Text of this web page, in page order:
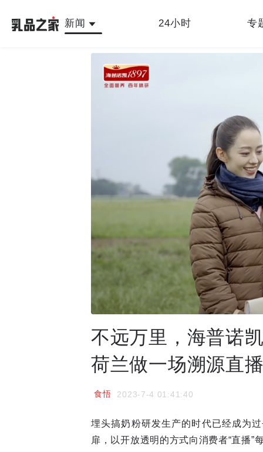
新闻
公司新闻 行业新闻 产
24小时 专
不远万里，海普诺
荷兰做一场溯源直
食悟 2023-7-4 01:41:40
埋头搞奶粉研发生产的时代已经成为
扉，以开放透明的方式向消费者“直播”